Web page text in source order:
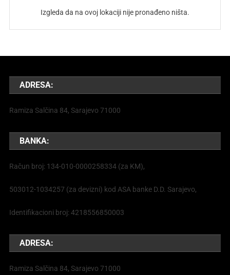
Izgleda da na ovoj lokaciji nije pronađeno ništa.
ADRESA:
Ramiza Salčina 84, Sarajevo 71000
BANKA:
Račun broj: 134-010-0000258334 (za KM),
503012-1034257 (za devizni) kod ASA banke D.D. Sarajevo,
Identifikacioni broj: 4218556850003
ADRESA:
Ramiza Salčina 84, Sarajevo 71000